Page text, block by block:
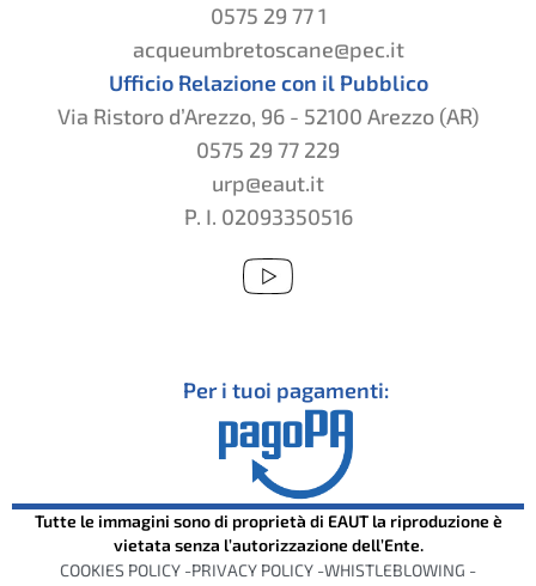
0575 29 77 1
acqueumbretoscane@pec.it
Ufficio Relazione con il Pubblico
Via Ristoro d’Arezzo, 96 - 52100 Arezzo (AR)
0575 29 77 229
urp@eaut.it
P. I. 02093350516
Per i tuoi pagamenti:
Tutte le immagini sono di proprietà di EAUT la riproduzione è
vietata senza l’autorizzazione dell’Ente.
COOKIES POLICY -PRIVACY POLICY -WHISTLEBLOWING -